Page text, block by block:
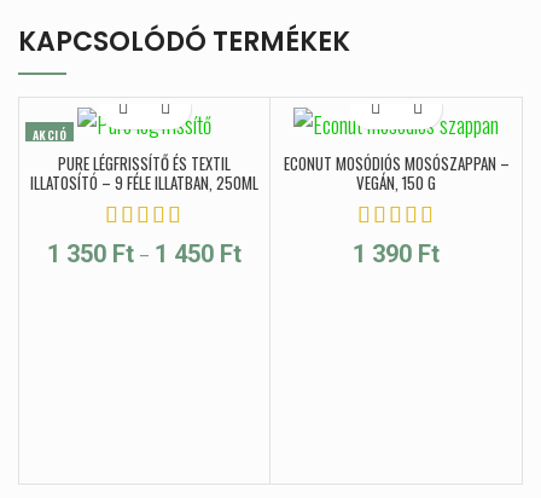
KAPCSOLÓDÓ TERMÉKEK
AKCIÓ
PURE LÉGFRISSÍTŐ ÉS TEXTIL
ILLATOSÍTÓ – 9 FÉLE ILLATBAN, 250ML
1 350 Ft – 1 450 Ft Ártartomány: 1 350 Ft - 1 450 Ft
ECONUT MOSÓDIÓS MOSÓSZAPPAN –
VEGÁN, 150 G
1 390 Ft